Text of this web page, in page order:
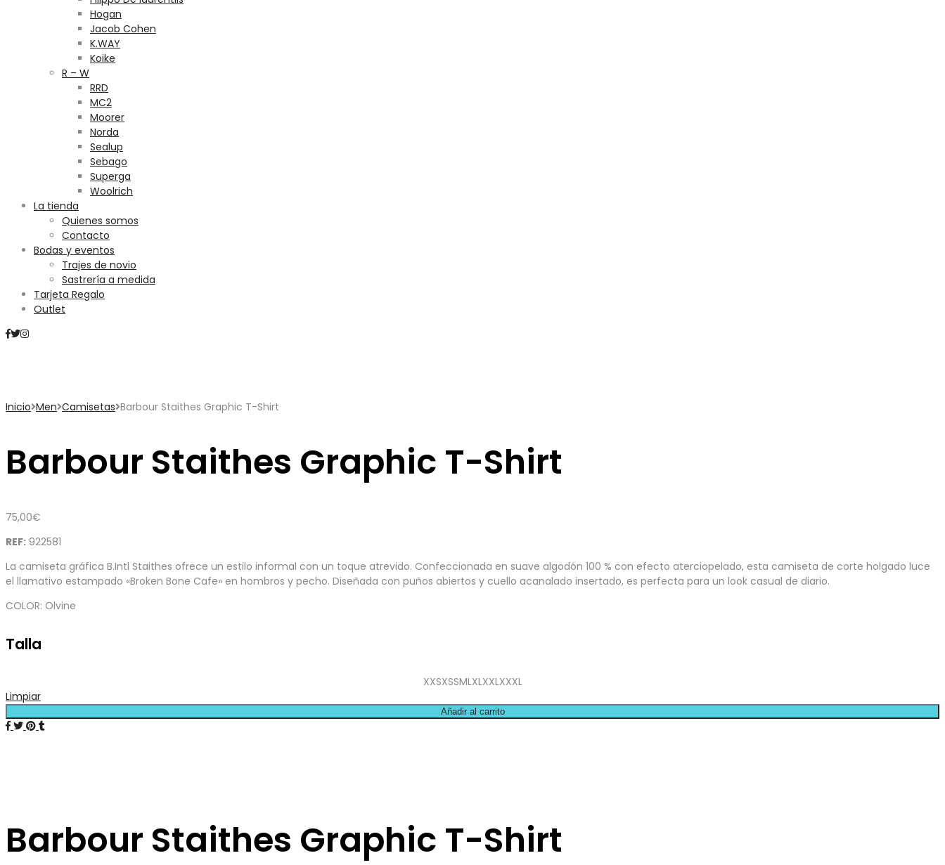
Hogan
Jacob Cohen
K.WAY
Koike
R – W
RRD
MC2
Moorer
Norda
Sealup
Sebago
Superga
Woolrich
La tienda
Quienes somos
Contacto
Bodas y eventos
Trajes de novio
Sastrería a medida
Tarjeta Regalo
Outlet
Inicio Men Camisetas Barbour Staithes Graphic T-Shirt
Barbour Staithes Graphic T-Shirt
75,00€
REF: 922581
La camiseta gráfica B.Intl Staithes ofrece un estilo informal con un toque atrevido. Confeccionada en suave algodón 100 % con efecto aterciopelado, esta camiseta de corte holgado luce
el llamativo estampado «Broken Bone Cafe» en hombros y pecho. Diseñada con puños abiertos y cuello acanalado insertado, es perfecta para un look casual de diario.
COLOR: Olvine
Talla
XXSXSSMLXLXXLXXXL
Limpiar
Añadir al carrito
Barbour Staithes Graphic T-Shirt